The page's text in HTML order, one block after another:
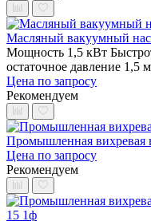
Масляный вакуумный
Мощность 1,5 кВт
остаточное давление 1,5
Цена по запросу
Рекомендуем
Промышленная вихревая
Цена по запросу
Рекомендуем